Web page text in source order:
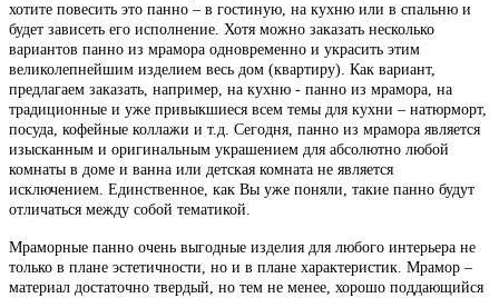
хотите повесить это панно – в гостиную, на кухню или в спальню и
будет зависеть его исполнение. Хотя можно заказать несколько
вариантов панно из мрамора одновременно и украсить этим
великолепнейшим изделием весь дом (квартиру). Как вариант,
предлагаем заказать, например, на кухню - панно из мрамора, на
традиционные и уже привыкшиеся всем темы для кухни – натюрморт,
посуда, кофейные коллажи и т.д. Сегодня, панно из мрамора является
изысканным и оригинальным украшением для абсолютно любой
комнаты в доме и ванна или детская комната не является
исключением. Единственное, как Вы уже поняли, такие панно будут
отличаться между собой тематикой.
Мраморные панно очень выгодные изделия для любого интерьера не
только в плане эстетичности, но и в плане характеристик. Мрамор –
материал достаточно твердый, но тем не менее, хорошо поддающийся